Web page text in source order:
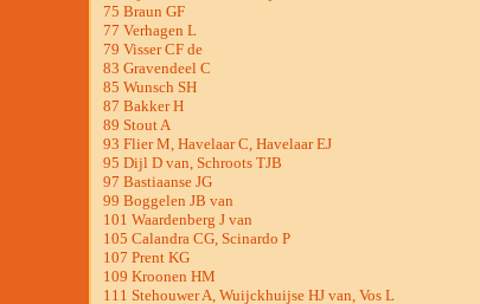
75 Braun GF
77 Verhagen L
79 Visser CF de
83 Gravendeel C
85 Wunsch SH
87 Bakker H
89 Stout A
93 Flier M, Havelaar C, Havelaar EJ
95 Dijl D van, Schroots TJB
97 Bastiaanse JG
99 Boggelen JB van
101 Waardenberg J van
105 Calandra CG, Scinardo P
107 Prent KG
109 Kroonen HM
111 Stehouwer A, Wuijckhuijse HJ van, Vos L